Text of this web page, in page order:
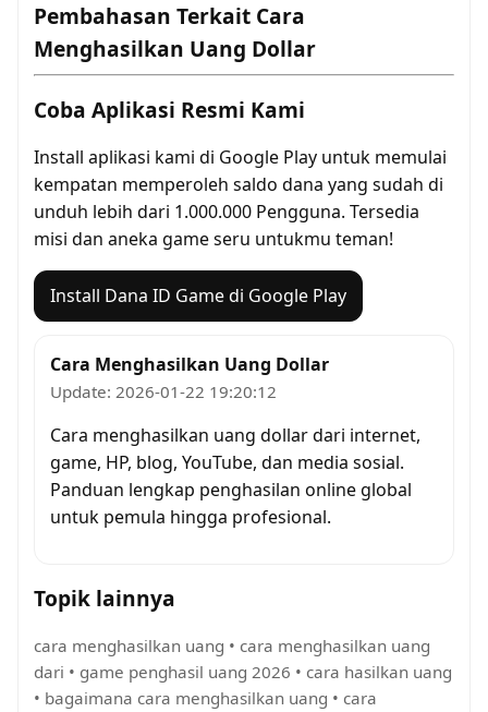
Pembahasan Terkait Cara
Menghasilkan Uang Dollar
Coba Aplikasi Resmi Kami
Install aplikasi kami di Google Play untuk memulai
kempatan memperoleh saldo dana yang sudah di
unduh lebih dari 1.000.000 Pengguna. Tersedia
misi dan aneka game seru untukmu teman!
Install Dana ID Game di Google Play
Cara Menghasilkan Uang Dollar
Update: 2026-01-22 19:20:12
Cara menghasilkan uang dollar dari internet,
game, HP, blog, YouTube, dan media sosial.
Panduan lengkap penghasilan online global
untuk pemula hingga profesional.
Topik lainnya
cara menghasilkan uang • cara menghasilkan uang
dari • game penghasil uang 2026 • cara hasilkan uang
• bagaimana cara menghasilkan uang • cara